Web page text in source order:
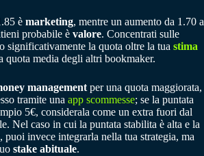
è marketing, mentre un aumento da 1.70 a
probabile è valore. Concentrati sulle
significativamente la quota oltre la tua stima
quota media degli altri bookmaker.
management per una quota maggiorata,
tramite una app scommesse; se la puntata
5€, considerala come un extra fuori dal
Nel caso in cui la puntata stabilita è alta e la
puoi invece integrarla nella tua strategia, ma
stake abituale.